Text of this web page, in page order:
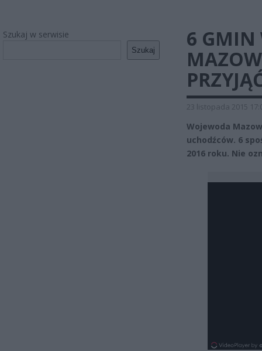
Szukaj w serwisie
Szukaj
6 GMIN
23 listopada 2015
Wojewoda
uchodźców. 6
2016 roku. Nie